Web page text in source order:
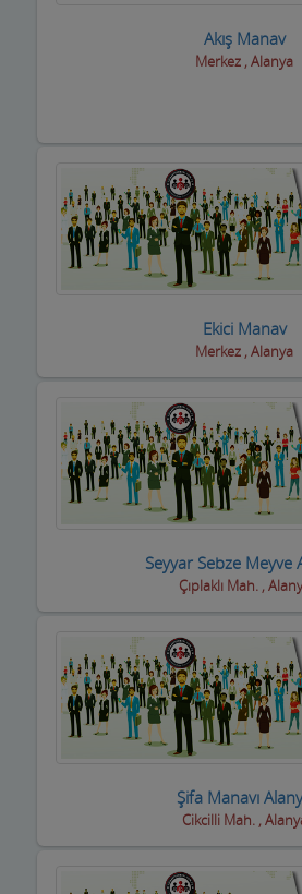
Benzin istasyonları(Petroller)
Berberler
Beyaz Eşya Mağazaları
Bijuteri Parfümeri Ürünleri
Bisiklet Satış ve Tamircisi
Bobinajcılar
Cam, Ayna Ürünleri
Çatı Kaplama firmaları
Çay Ocakları
Çelik Kapı Firmaları
Çevre ve Su Arıtma
Dekorasyon Firmaları
Akış Manav
Merkez , Alanya
Ekici Manav
Merkez , Alanya
Seyyar Sebze Meyve
Çıplaklı Mah. ,
Şifa Manavı
Cikcilli Mah. ,